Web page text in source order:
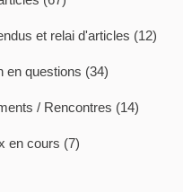
et relai d'articles (12)
en questions (34)
/ Rencontres (14)
en cours (7)